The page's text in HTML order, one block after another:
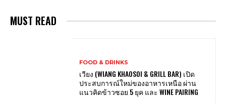
MUST READ
FOOD & DRINKS
เวียง (WIANG KHAOSOI & GRILL BAR) เปิด
ประสบการณ์ใหม่ของอาหารเหนือ ผ่าน
แนวคิดข้าวซอย 5 ยุค และ WINE PAIRING